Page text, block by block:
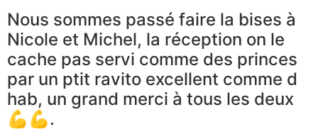
Nous sommes passé faire la bises à
Nicole et Michel, la réception on le
cache pas servi comme des princes
par un ptit ravito excellent comme d
hab, un grand merci à tous les deux
💪💪.